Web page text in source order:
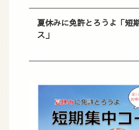
夏休みに免許とろうよ「短
ス」